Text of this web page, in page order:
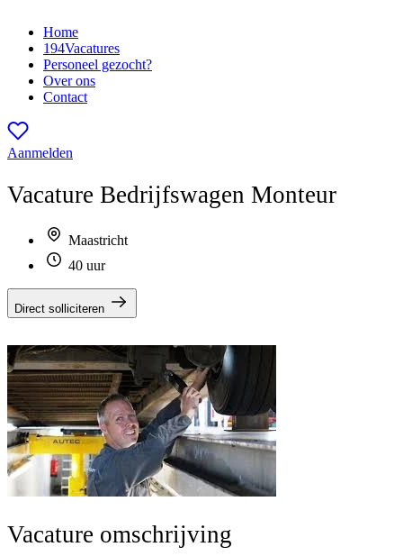
Home
194Vacatures
Personeel gezocht?
Over ons
Contact
Aanmelden
Vacature Bedrijfswagen Monteur
Maastricht
40 uur
Direct solliciteren
Vacature omschrijving